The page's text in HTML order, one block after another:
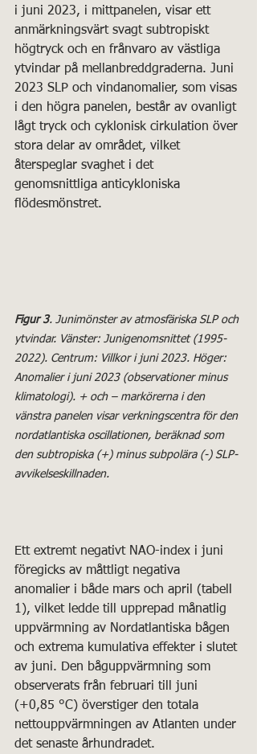
i juni 2023, i mittpanelen, visar ett
anmärkningsvärt svagt subtropiskt
högtryck och en frånvaro av västliga
ytvindar på mellanbreddgraderna. Juni
2023 SLP och vindanomalier, som visas
i den högra panelen, består av ovanligt
lågt tryck och cyklonisk cirkulation över
stora delar av området, vilket
återspeglar svaghet i det
genomsnittliga anticykloniska
flödesmönstret.
Figur 3. Junimönster av atmosfäriska SLP och
ytvindar. Vänster: Junigenomsnittet (1995-
2022). Centrum: Villkor i juni 2023. Höger:
Anomalier i juni 2023 (observationer minus
klimatologi). + och – markörerna i den
vänstra panelen visar verkningscentra för den
nordatlantiska oscillationen, beräknad som
den subtropiska (+) minus subpolära (-) SLP-
avvikelseskillnaden.
Ett extremt negativt NAO-index i juni
föregicks av måttligt negativa
anomalier i både mars och april (tabell
1), vilket ledde till upprepad månatlig
uppvärmning av Nordatlantiska bågen
och extrema kumulativa effekter i slutet
av juni. Den båguppvärmning som
observerats från februari till juni
(+0,85 °C) överstiger den totala
nettouppvärmningen av Atlanten under
det senaste århundradet.